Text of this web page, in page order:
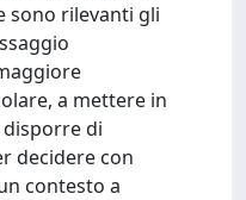
sono rilevanti gli
a mettere in
di
decidere con
contesto a